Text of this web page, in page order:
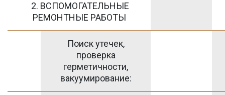
2. ВСПОМОГАТЕЛЬНЫЕ
РЕМОНТНЫЕ РАБОТЫ
Поиск утечек,
проверка
герметичности,
вакуумирование: